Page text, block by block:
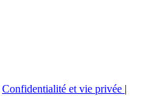
Confidentialité et vie privée |